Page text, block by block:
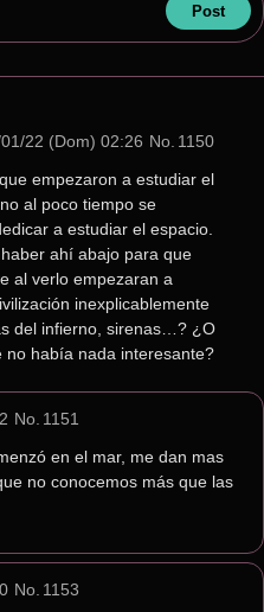
22 (Dom) 02:26 No. 1150
empezaron a estudiar el
al poco tiempo se
a estudiar el espacio.
ahí abajo para que
al verlo empezaran a
inexplicablemente
del infierno, sirenas…? ¿O
no había nada interesante?
No. 1151
en el mar, me dan mas
no conocemos más que las
No. 1153